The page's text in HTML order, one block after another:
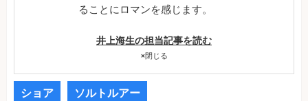
ることにロマンを感じます。
井上海生の担当記事を読む
×閉じる
ショア ソルトルアー